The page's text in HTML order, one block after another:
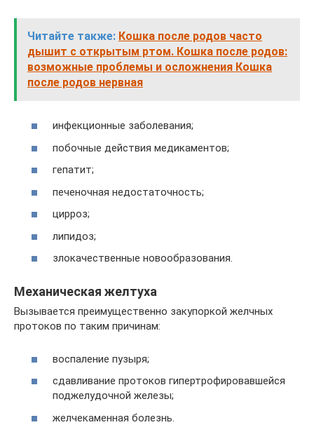
Читайте также: Кошка после родов часто
дышит с открытым ртом. Кошка после родов:
возможные проблемы и осложнения Кошка
после родов нервная
инфекционные заболевания;
побочные действия медикаментов;
гепатит;
печеночная недостаточность;
цирроз;
липидоз;
злокачественные новообразования.
Механическая желтуха
Вызывается преимущественно закупоркой желчных
протоков по таким причинам:
воспаление пузыря;
сдавливание протоков гипертрофировавшейся
поджелудочной железы;
желчекаменная болезнь.